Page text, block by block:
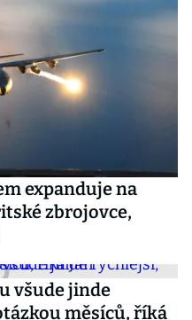
expanduje na
zbrojovce,
všude jinde
měsíců, říká